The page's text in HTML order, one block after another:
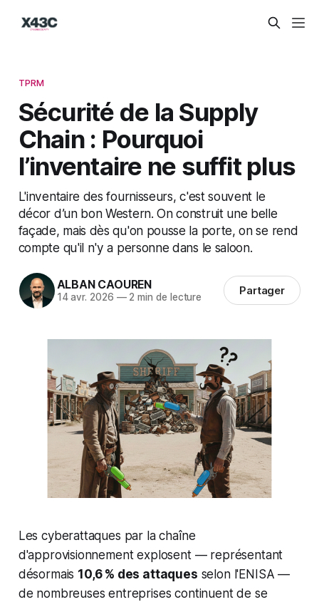
TPRM
Sécurité de la Supply
Chain : Pourquoi
l’inventaire ne suffit plus
L'inventaire des fournisseurs, c'est souvent le
décor d’un bon Western. On construit une belle
façade, mais dès qu'on pousse la porte, on se rend
compte qu'il n'y a personne dans le saloon.
ALBAN CAOUREN
14 avr. 2026 —2 min de lecture Partager
Les cyberattaques par la chaîne
d'approvisionnement explosent — représentant
désormais 10,6 % des attaques selon l'ENISA —
de nombreuses entreprises continuent de se